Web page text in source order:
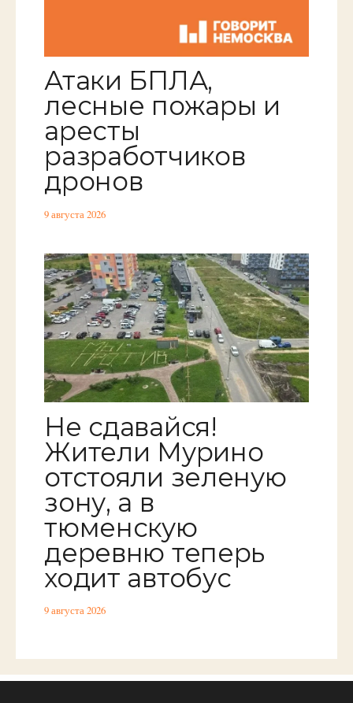
Атаки БПЛА,
лесные пожары и
аресты
разработчиков
дронов
9 августа 2026
Не сдавайся!
Жители Мурино
отстояли зеленую
зону, а в
тюменскую
деревню теперь
ходит автобус
9 августа 2026